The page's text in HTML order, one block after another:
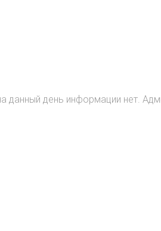
данный день информации нет.